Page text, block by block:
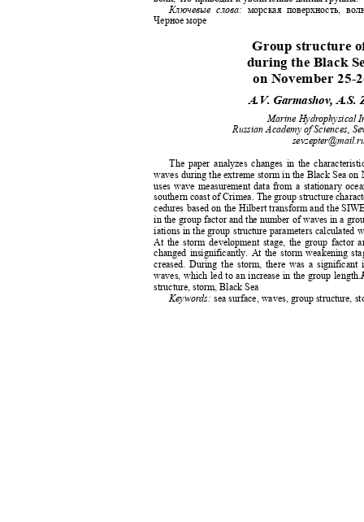
Ключевые слова: морская поверхность,
Черное море
Group structure
during the Black
on November 25-
A.V. Garmashov, A.S.
Marine Hydrophysical
Russian Academy of Sciences,
The paper analyzes changes in the
waves during the extreme storm in the Black Sea
uses wave measurement data from a stationary
southern coast of Crimea. The group structure
cedures based on the Hilbert transform and the
in the group factor and the number of waves in a
iations in the group structure parameters
At the storm development stage, the group
changed insignificantly. At the storm weakening
creased. During the storm, there was a
waves, which led to an increase in the group length.
structure, storm, Black Sea
Keywords: sea surface, waves, group structure,